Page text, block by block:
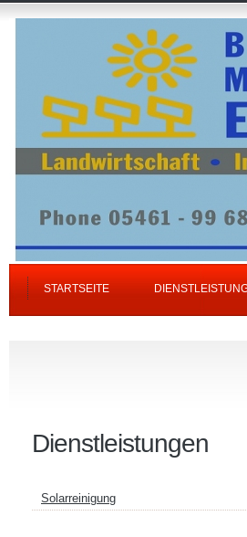
STARTSEITE
Dienstleistungen
Solarreinigung